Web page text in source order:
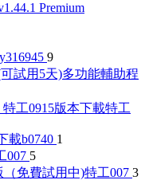
Premium
9
可試用5天)多功能輔助程
工0915版本下載特工
載b0740 1
007 5
（免費試用中)特工007 3